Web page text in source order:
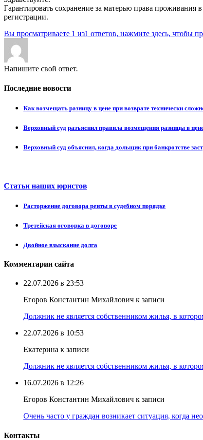
Гарантировать сохранение за матерью права
регистрации.
Вы просматриваете 1 из1 ответов, нажмите здесь, чтобы
Напишите свой ответ.
Последние новости
Как возмещать разницу в цене при возврате технически
Верховный суд разъяснил правила возмещения разницы в
Верховный суд объяснил, когда дольщик при банкротстве
Статьи наших юристов
Расторжение договора ренты в судебном порядке
Третейская оговорка в договоре
Двойное взыскание долга
Комментарии сайта
22.07.2026 в 23:53
Егоров Константин Михайлович к записи
Должник не является собственником жилья, в
22.07.2026 в 10:53
Екатерина к записи
Должник не является собственником жилья, в
16.07.2026 в 12:26
Егоров Константин Михайлович к записи
Очень часто у граждан возникает ситуация, когда
Контакты